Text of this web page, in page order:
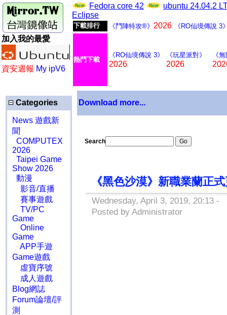
加入我的最愛
資安週報 My ipV6
Fedora core 42
ubuntu 24.04.2
Eclipse
下載排行 《鬥陣特攻®》 2026 《RO仙境傳說 3
熱門下載
《RO仙境傳說 3》
2026
《玩星派對》
2026
《
Categories
News 遊戲新
聞
COMPUTEX
2026
Taipei Game
Show 2026
動漫
影音/直播
賽事遊戲
TV/PC
Game
Online
Game
APP手遊
Game遊戲
虛寶序號
成人遊戲
Blog網誌
Forum論壇/評
測
Download more...
Search
《黑色沙漠》新職業蘭正
Wednesday, April 3, 2019, 20:13 -
Posted by Administrator